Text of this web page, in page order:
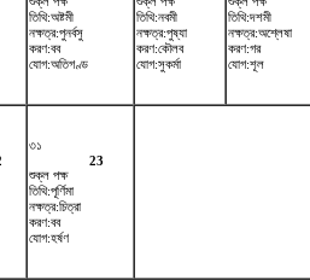
তিথি:অষ্টমী
নক্ষত্র:পুনর্বসু
করণ:বব
যোগ:অতিগণ্ড
তিথি:নবমী
নক্ষত্র:পুষ্যা
করণ:কৌলব
যোগ:সুকর্মা
তিথি:দশমী
নক্ষত্র:অশ্লেষা
করণ:গর
যোগ:শূল
৩১
23
শুক্ল পক্ষ
তিথি:পূর্ণিমা
নক্ষত্র:চিত্রা
করণ:বব
যোগ:হর্ষণ